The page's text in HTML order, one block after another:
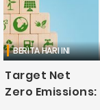
BERITA HARI INI
Target Net
Zero Emissions: